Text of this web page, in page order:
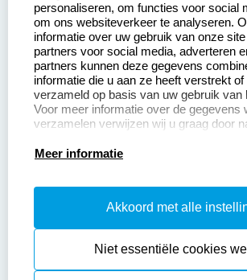
Betaling &
Verzending
Wederverkoper
worden
Veel
Productinformatie:
Instructiepagina
Safety Sheets
personaliseren, om functies voor social
om ons websiteverkeer te analyseren.
informatie over uw gebruik van onze
partners voor social media, adverteren
partners kunnen deze gegevens
informatie die u aan ze heeft verstrekt
verzameld op basis van uw gebruik van
Voor meer informatie over de gegevens
verzamelen verwijzen wij u graag door
Meer informatie
Akkoord met alle
Niet essentiële cookies